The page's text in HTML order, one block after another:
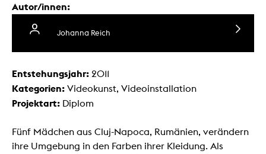
Autor/innen:
Johanna Reich
Entstehungsjahr: 2011
Kategorien: Videokunst, Videoinstallation
Projektart: Diplom
Fünf Mädchen aus Cluj-Napoca, Rumänien, verändern
ihre Umgebung in den Farben ihrer Kleidung. Als